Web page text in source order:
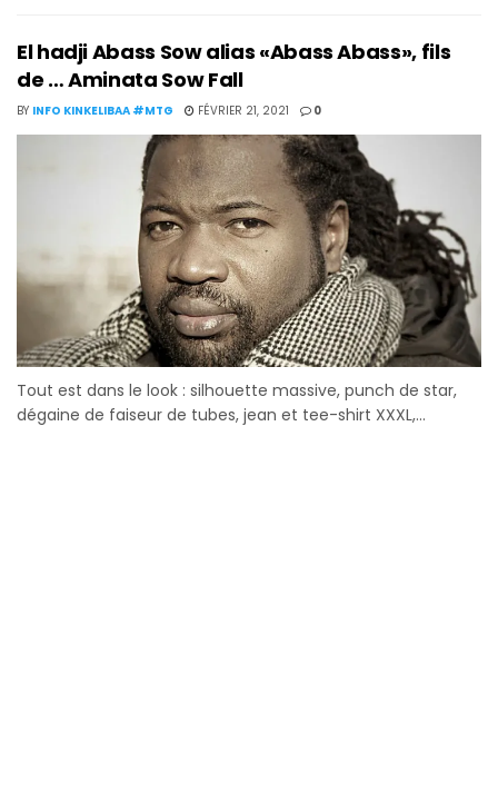
El hadji Abass Sow alias «Abass Abass», fils
de … Aminata Sow Fall
BY INFO KINKELIBAA #MTG FÉVRIER 21, 2021 0
Tout est dans le look : silhouette massive, punch de star,
dégaine de faiseur de tubes, jean et tee-shirt XXXL,...